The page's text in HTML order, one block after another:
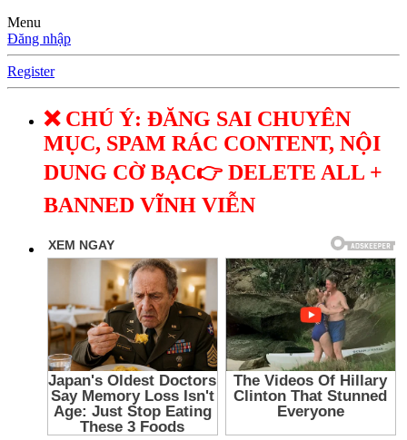
Menu
Đăng nhập
Register
❌ CHÚ Ý: ĐĂNG SAI CHUYÊN
MỤC, SPAM RÁC CONTENT, NỘI
DUNG CỜ BẠC👉 DELETE ALL +
BANNED VĨNH VIỄN